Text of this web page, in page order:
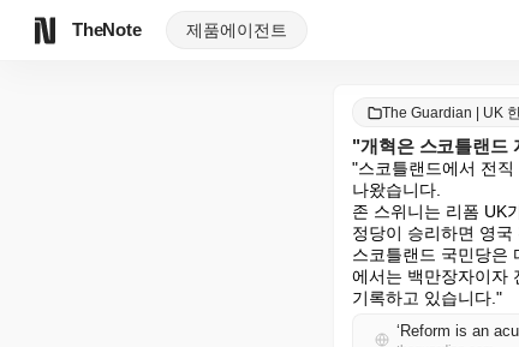
TheNote 제품에이전트
The Guardian | UK
"개혁은 스코틀랜드
"스코틀랜드에서 전
나왔습니다.
존 스위니는 리폼 UK
정당이 승리하면 영
스코틀랜드 국민당은
에서는 백만장자이자
기록하고 있습니다."
‘Reform is an